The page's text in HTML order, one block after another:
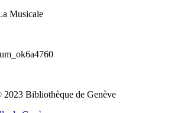
2023 Bibliothèque de Genève